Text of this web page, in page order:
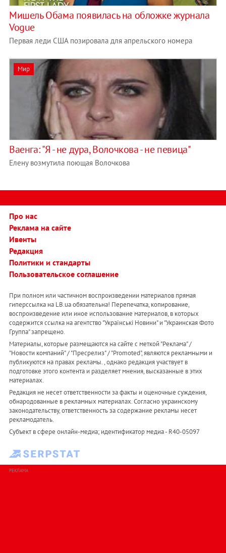
Мишель Обама появилась на обложке журнала
Vogue
Первая леди США позировала для апрельского номера
Мир
Ваенга: "​Я - не дура, Волочкова - не певица"
Елену возмутила поющая Волочкова
Про нас
Реклама на сайте
Ивенты
Редакция
Политики и стандарты
Пользовательское соглашение
При полном или частичном воспроизведении материалов прямая
гиперссылка на LB.ua обязательна! Перепечатка, копирование,
воспроизведение или иное использование материалов, в которых
содержится ссылка на агентство "Українськi Новини" и "Украинская Фото
Группа" запрещено.
Материалы, которые размещаются на сайте с меткой "Реклама" /
"Новости компаний" / "Пресрелиз" / "Promoted", являются рекламными и
публикуются на правах рекламы. , однако редакция участвует в
подготовке этого контента и разделяет мнения, высказанные в этих
материалах.
Редакция не несет ответственности за факты и оценочные суждения,
обнародованные в рекламных материалах. Согласно украинскому
законодательству, ответственность за содержание рекламы несет
рекламодатель.
Субъект в сфере онлайн-медиа; идентификатор медиа - R40-05097
РЕКЛАМА